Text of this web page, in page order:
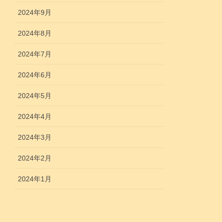
2024年9月
2024年8月
2024年7月
2024年6月
2024年5月
2024年4月
2024年3月
2024年2月
2024年1月